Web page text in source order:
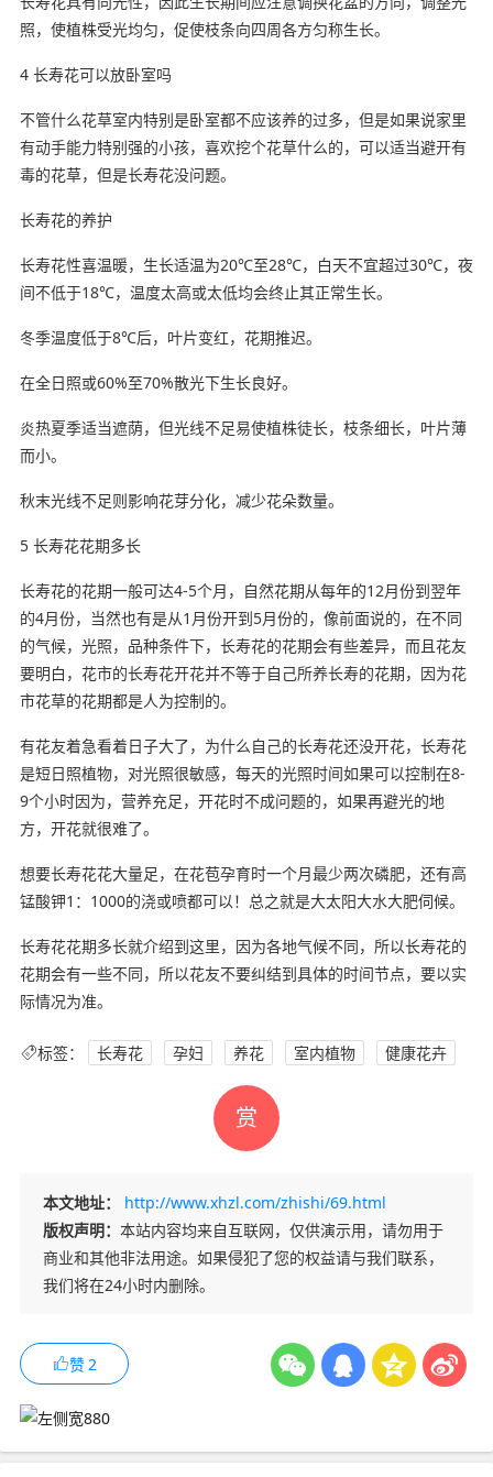
照，使植株受光均匀，促使枝条向四周各方匀称生长。
4 长寿花可以放卧室吗
不管什么花草室内特别是卧室都不应该养的过多，但是如果说家里
有动手能力特别强的小孩，喜欢挖个花草什么的，可以适当避开有
毒的花草，但是长寿花没问题。
长寿花的养护
长寿花性喜温暖，生长适温为20℃至28℃，白天不宜超过30℃，夜
间不低于18℃，温度太高或太低均会终止其正常生长。
冬季温度低于8℃后，叶片变红，花期推迟。
在全日照或60%至70%散光下生长良好。
炎热夏季适当遮荫，但光线不足易使植株徒长，枝条细长，叶片薄
而小。
秋末光线不足则影响花芽分化，减少花朵数量。
5 长寿花花期多长
长寿花的花期一般可达4-5个月，自然花期从每年的12月份到翌年
的4月份，当然也有是从1月份开到5月份的，像前面说的，在不同
的气候，光照，品种条件下，长寿花的花期会有些差异，而且花友
要明白，花市的长寿花开花并不等于自己所养长寿的花期，因为花
市花草的花期都是人为控制的。
有花友着急看着日子大了，为什么自己的长寿花还没开花，长寿花
是短日照植物，对光照很敏感，每天的光照时间如果可以控制在8-
9个小时因为，营养充足，开花时不成问题的，如果再避光的地
方，开花就很难了。
想要长寿花花大量足，在花苞孕育时一个月最少两次磷肥，还有高
锰酸钾1：1000的浇或喷都可以！总之就是大太阳大水大肥伺候。
长寿花花期多长就介绍到这里，因为各地气候不同，所以长寿花的
花期会有一些不同，所以花友不要纠结到具体的时间节点，要以实
际情况为准。
标签： 长寿花 孕妇 养花 室内植物 健康花卉
赏
本文地址：
http://www.xhzl.com/zhishi/69.html
版权声明： 本站内容均来自互联网，仅供演示用，请勿用于
商业和其他非法用途。如果侵犯了您的权益请与我们联系，
我们将在24小时内删除。
赞2